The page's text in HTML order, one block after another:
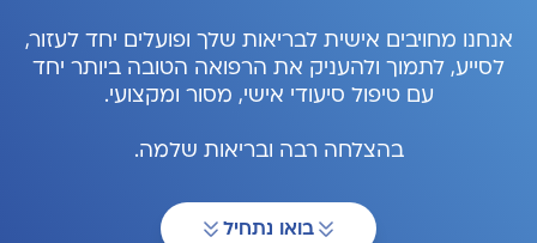
אנחנו מחויבים אישית לבריאות שלך ופועלים יחד לעזור,
לסייע, לתמוך ולהעניק את הרפואה הטובה ביותר יחד
עם טיפול סיעודי אישי, מסור ומקצועי.
בהצלחה רבה ובריאות שלמה.
בואו נתחיל